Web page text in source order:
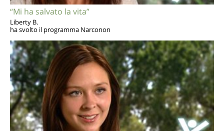
“Mi ha salvato la vita”
Liberty B.
ha svolto il programma Narconon